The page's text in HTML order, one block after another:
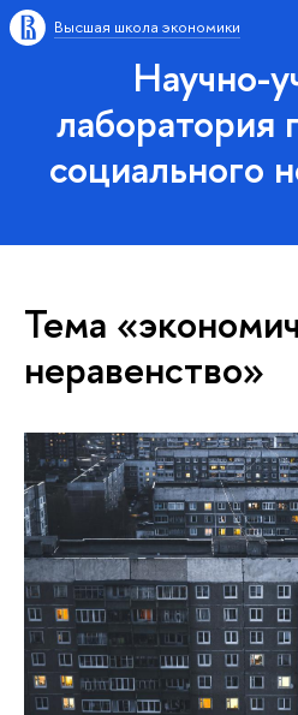
Высшая школа экономики
Научно-
лаборатория
социального
Тема
неравенство»